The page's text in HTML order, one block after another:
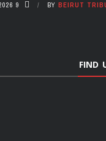
BY BEIRUT 9 AUGUST، 2026
FIND